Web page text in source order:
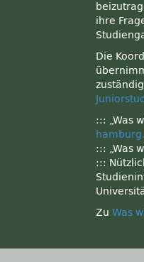
ihre
Die
::: „Was
::: „Was
:::
Zu Was